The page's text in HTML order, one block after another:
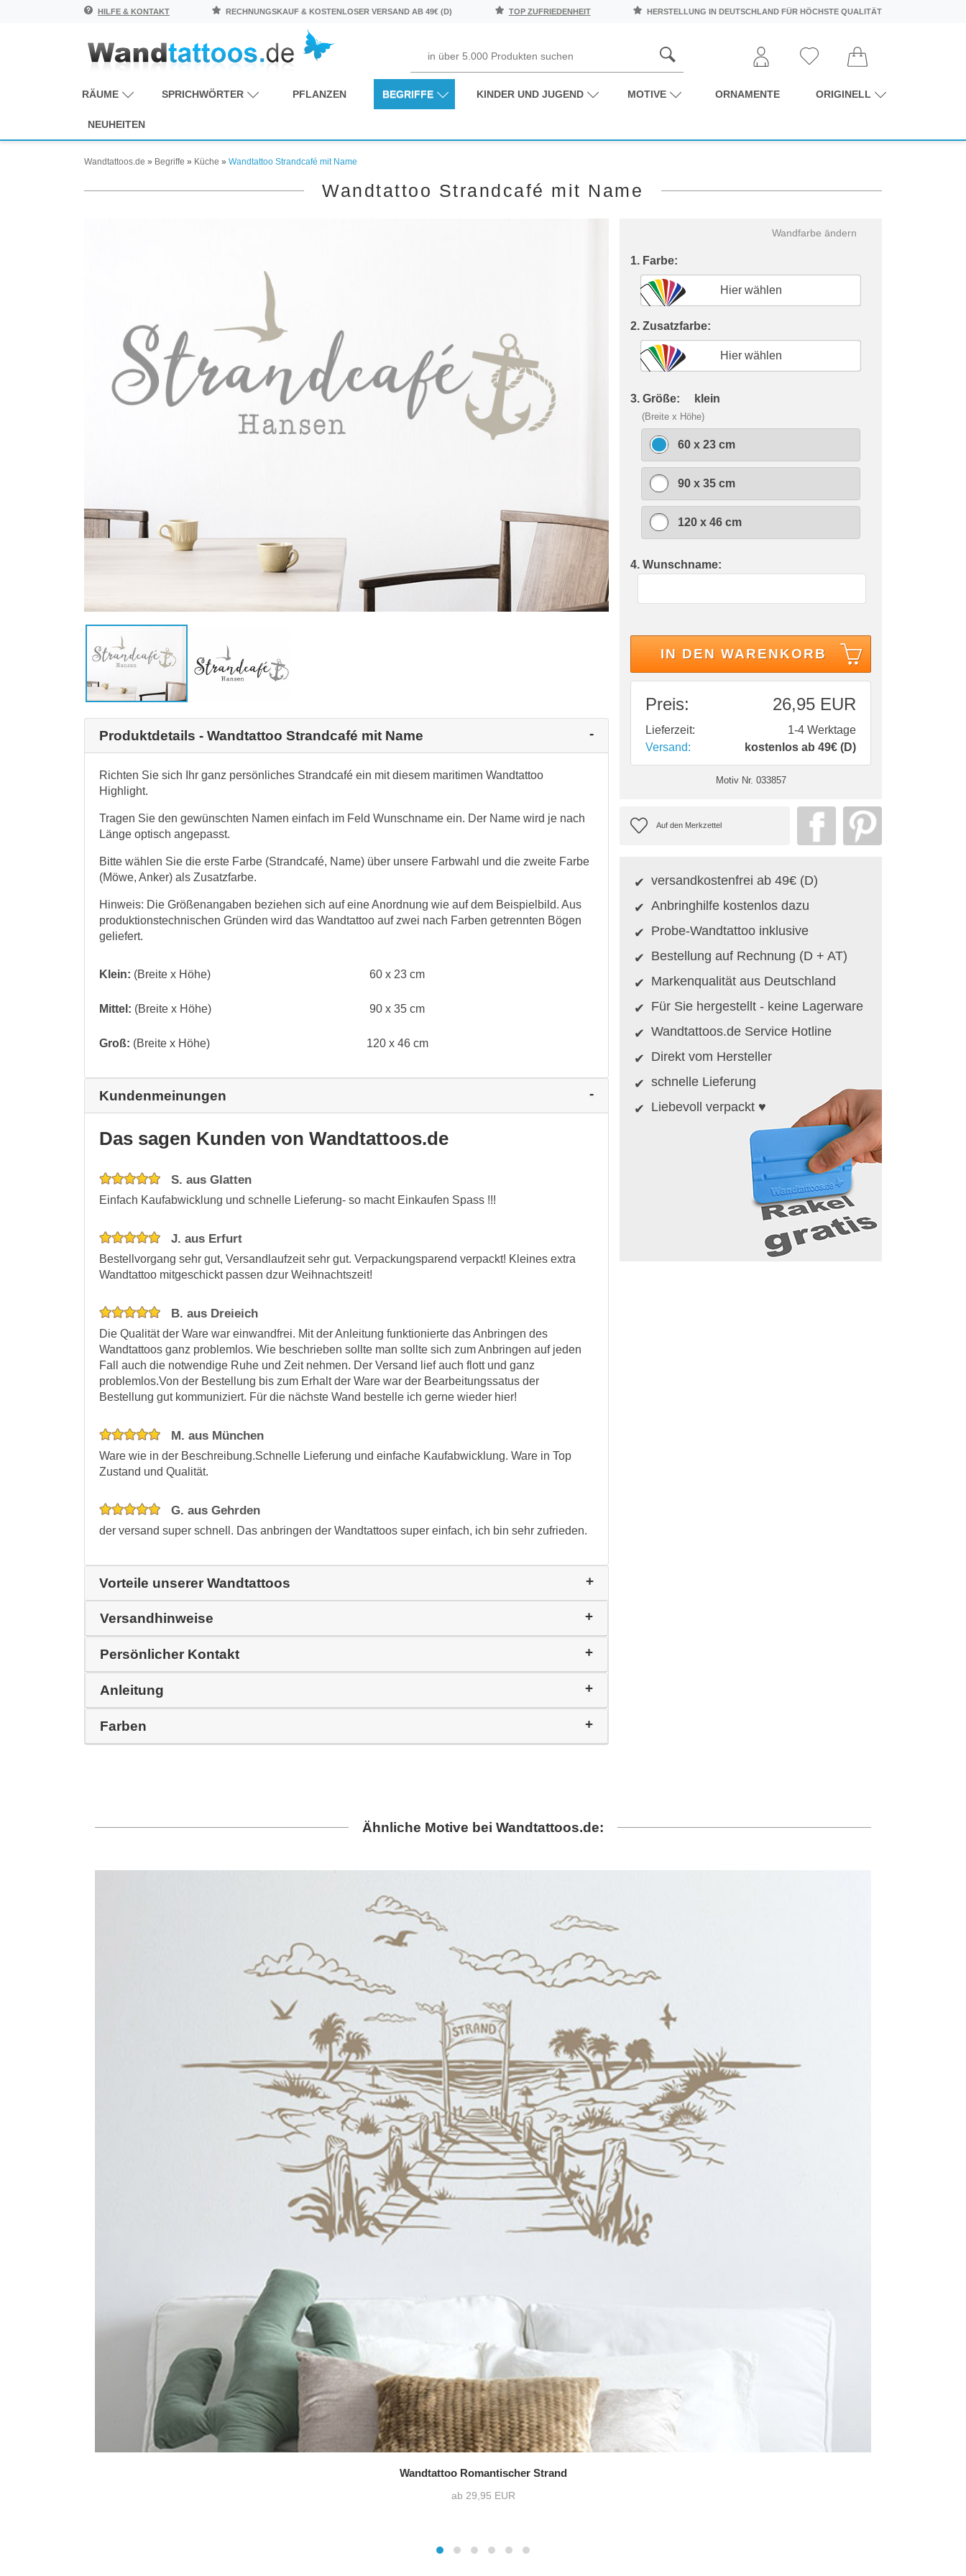
HILFE & KONTAKT RECHNUNGSKAUF & KOSTENLOSER VERSAND AB 49€ (D) TOP ZUFRIEDENHEIT HERSTELLUNG IN DEUTSCHLAND FÜR HÖCHSTE QUALITÄT
RÄUME SPRICHWÖRTER PFLANZEN BEGRIFFE KINDER UND JUGEND MOTIVE ORNAMENTE ORIGINELL
NEUHEITEN
Wandtattoos.de » Begriffe » Küche » Wandtattoo Strandcafé mit Name
Wandtattoo Strandcafé mit Name
Produktdetails - Wandtattoo Strandcafé mit Name
Richten Sie sich Ihr ganz persönliches Strandcafé ein mit diesem maritimen Wandtattoo
Highlight.
Tragen Sie den gewünschten Namen einfach im Feld Wunschname ein. Der Name wird je nach
Länge optisch angepasst.
Bitte wählen Sie die erste Farbe (Strandcafé, Name) über unsere Farbwahl und die zweite Farbe
(Möwe, Anker) als Zusatzfarbe.
Hinweis: Die Größenangaben beziehen sich auf eine Anordnung wie auf dem Beispielbild. Aus
produktionstechnischen Gründen wird das Wandtattoo auf zwei nach Farben getrennten Bögen
geliefert.
Klein: (Breite x Höhe) 60 x 23 cm
Mittel: (Breite x Höhe) 90 x 35 cm
Groß: (Breite x Höhe) 120 x 46 cm
Kundenmeinungen
Das sagen Kunden von Wandtattoos.de
S. aus Glatten
Einfach Kaufabwicklung und schnelle Lieferung- so macht Einkaufen Spass !!!
J. aus Erfurt
Bestellvorgang sehr gut, Versandlaufzeit sehr gut. Verpackungsparend verpackt! Kleines extra
Wandtattoo mitgeschickt passen dzur Weihnachtszeit!
B. aus Dreieich
Die Qualität der Ware war einwandfrei. Mit der Anleitung funktionierte das Anbringen des
Wandtattoos ganz problemlos. Wie beschrieben sollte man sollte sich zum Anbringen auf jeden
Fall auch die notwendige Ruhe und Zeit nehmen. Der Versand lief auch flott und ganz
problemlos.Von der Bestellung bis zum Erhalt der Ware war der Bearbeitungssatus der
Bestellung gut kommuniziert. Für die nächste Wand bestelle ich gerne wieder hier!
M. aus München
Ware wie in der Beschreibung.Schnelle Lieferung und einfache Kaufabwicklung. Ware in Top
Zustand und Qualität.
G. aus Gehrden
der versand super schnell. Das anbringen der Wandtattoos super einfach, ich bin sehr zufrieden.
Vorteile unserer Wandtattoos
Versandhinweise
Persönlicher Kontakt
Anleitung
Farben
Wandfarbe ändern
1. Farbe:
Hier wählen
2. Zusatzfarbe:
Hier wählen
3. Größe: klein
(Breite x Höhe)
60 x 23 cm
90 x 35 cm
120 x 46 cm
4. Wunschname:
IN DEN WARENKORB
Preis: 26,95 EUR
Lieferzeit:
1-4 Werktage
Versand:
kostenlos ab 49€ (D)
Motiv Nr. 033857
versandkostenfrei ab 49€ (D)
Anbringhilfe kostenlos dazu
Probe-Wandtattoo inklusive
Bestellung auf Rechnung (D + AT)
Markenqualität aus Deutschland
Für Sie hergestellt - keine Lagerware
Wandtattoos.de Service Hotline
Direkt vom Hersteller
schnelle Lieferung
Liebevoll verpackt ♥
Ähnliche Motive bei Wandtattoos.de:
Wandtattoo Romantischer Strand
ab 29,95 EUR